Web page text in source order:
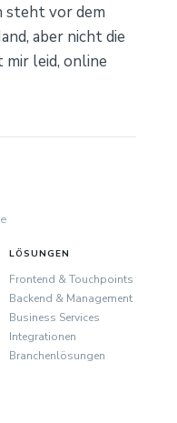
steht vor dem
aber nicht die
mir leid, online
LÖSUNGEN
Frontend & Touchpoints
Backend & Management
Business Services
Integrationen
Branchenlösungen